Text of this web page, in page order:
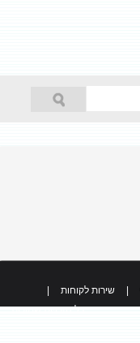
שירות לקוחות
כל הזכויות שמורות